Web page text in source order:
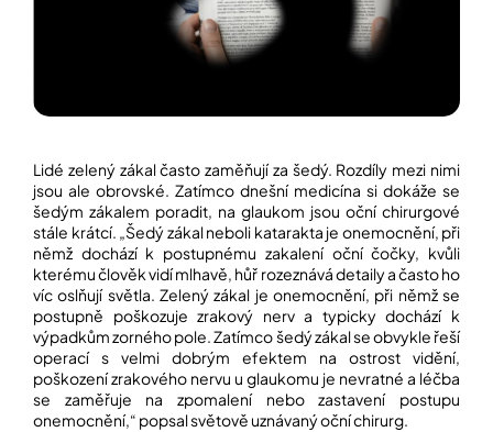
Lidé zelený zákal často zaměňují za šedý. Rozdíly mezi nimi
jsou ale obrovské. Zatímco dnešní medicína si dokáže se
šedým zákalem poradit, na glaukom jsou oční chirurgové
stále krátcí. „Šedý zákal neboli katarakta je onemocnění, při
němž dochází k postupnému zakalení oční čočky, kvůli
kterému člověk vidí mlhavě, hůř rozeznává detaily a často ho
víc oslňují světla. Zelený zákal je onemocnění, při němž se
postupně poškozuje zrakový nerv a typicky dochází k
výpadkům zorného pole. Zatímco šedý zákal se obvykle řeší
operací s velmi dobrým efektem na ostrost vidění,
poškození zrakového nervu u glaukomu je nevratné a léčba
se zaměřuje na zpomalení nebo zastavení postupu
onemocnění,“ popsal světově uznávaný oční chirurg.